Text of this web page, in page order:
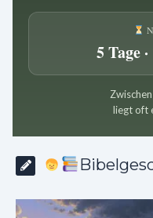
5 Tage
liegt oft